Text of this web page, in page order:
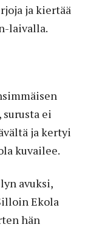
ja kiertää
laivalla.
ei
ja kertyi
kuvailee.
avuksi,
Ekola
hän